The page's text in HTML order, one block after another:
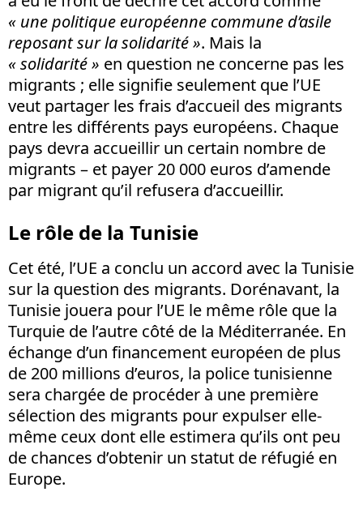
« une politique européenne commune d’asile
reposant sur la solidarité ». Mais la
« solidarité » en question ne concerne pas les
migrants ; elle signifie seulement que l’UE
veut partager les frais d’accueil des migrants
entre les différents pays européens. Chaque
pays devra accueillir un certain nombre de
migrants – et payer 20 000 euros d’amende
par migrant qu’il refusera d’accueillir.
Le rôle de la Tunisie
Cet été, l’UE a conclu un accord avec la Tunisie
sur la question des migrants. Dorénavant, la
Tunisie jouera pour l’UE le même rôle que la
Turquie de l’autre côté de la Méditerranée. En
échange d’un financement européen de plus
de 200 millions d’euros, la police tunisienne
sera chargée de procéder à une première
sélection des migrants pour expulser elle-
même ceux dont elle estimera qu’ils ont peu
de chances d’obtenir un statut de réfugié en
Europe.